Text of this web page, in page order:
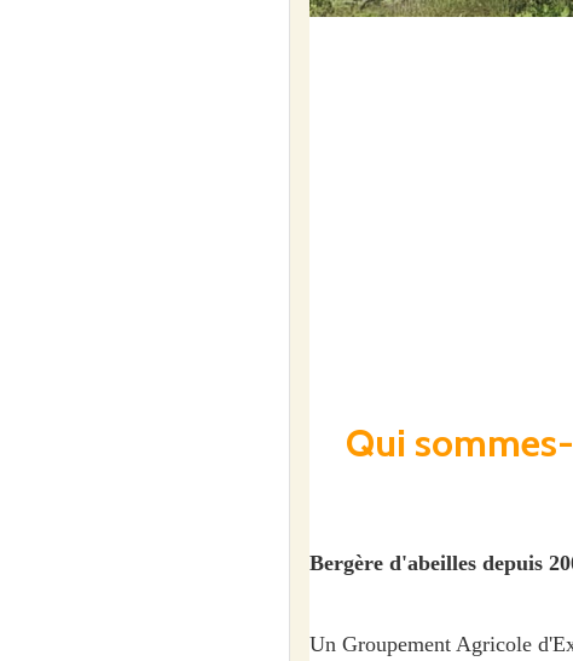
Qui
Bergère d'abeilles depuis
Un Groupement Agricole